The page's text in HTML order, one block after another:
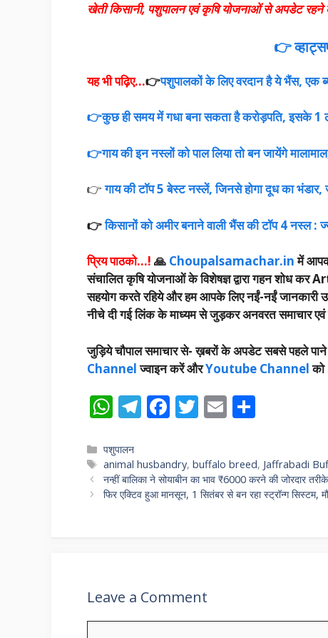
खेती किसानी, पशुपालन एवं कृषि योजनाओं से अपडेट
👉
यह भी पढ़िए…👉पशुपालकों के लिए वरदान है ये भैंस, एक
👉कुछ ही समय में गधा बना सकता है करोड़पति, इसके 1
👉गाय की इन नस्लों को पाल लिया तो बन जायेंगे
👉गाय की टॉप 5 बेस्ट नस्लें, जिनसे होगा दूध का भंडार,
👉किसानों को अमीर बनाने वाली भैंस की टॉप 4 नस्ल :
प्रिय पाठको…! 🙏 Choupalsamachar.inमें
संचालित कृषि योजनाओं के विशेषज्ञ द्वारा गहन शोध कर
सहयोग करते रहिये और हम आपके लिए नईं-नईं जानकारी
नीचे दी गई लिंक के माध्यम से जुड़कर अनवरत समाचार एवं
जुड़िये चौपाल समाचार से-ख़बरों के अपडेट सबसे पहले पाने
Channelज्वाइन करें औरYoutube Channel
W
at
s
A
T
e
gr
a
F
e
b
o
T
itt
er
E
ai
l
ar
e
Categories
पशुपालन
Tags
animal husbandry,buffalo breed, Jaffrabadi
नन्हीं बालिका ने सोयाबीन का भाव ₹6000 करने की जोरदार
फिर एक्टिव हुआ मानसून, 1 सितंबर से बन रहा स्ट्रॉन्ग सिस्टम,
Leave a Comment